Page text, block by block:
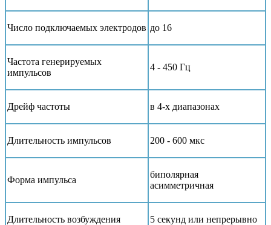
Число подключаемых электродов до 16
Частота генерируемых
импульсов
4 - 450 Гц
Дрейф частоты в 4-х диапазонах
Длительность импульсов 200 - 600 мкс
Форма импульса
биполярная
асимметричная
Длительность возбуждения 5 секунд или непрерывно